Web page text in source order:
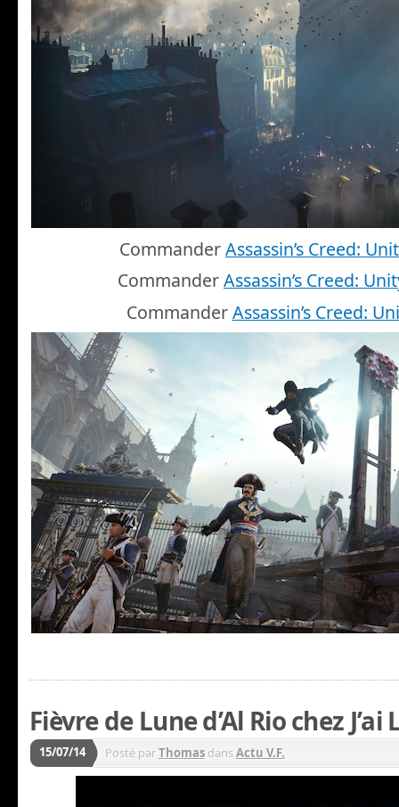
CommanderAssassin’s Creed:
CommanderAssassin’s Creed:
CommanderAssassin’s Creed:
Fièvre de Lune d’Al Rio chez J’ai
15/07/14 Posté parThomas dansActu V.F.